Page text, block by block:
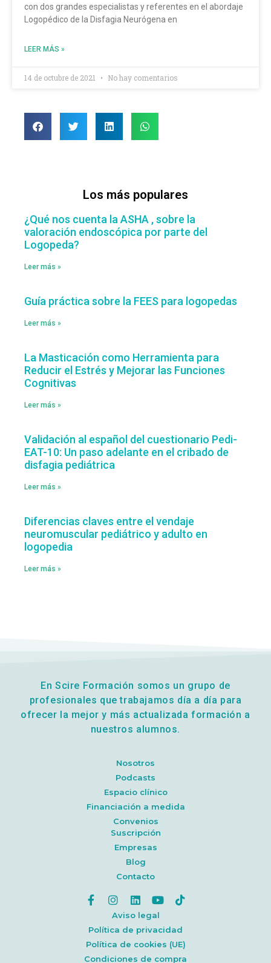
con dos grandes especialistas y referentes en el abordaje
Logopédico de la Disfagia Neurógena en
LEER MÁS »
14 de octubre de 2021 No hay comentarios
Los más populares
¿Qué nos cuenta la ASHA , sobre la
valoración endoscópica por parte del
Logopeda?
Leer más »
Guía práctica sobre la FEES para logopedas
Leer más »
La Masticación como Herramienta para
Reducir el Estrés y Mejorar las Funciones
Cognitivas
Leer más »
Validación al español del cuestionario Pedi-
EAT-10: Un paso adelante en el cribado de
disfagia pediátrica
Leer más »
Diferencias claves entre el vendaje
neuromuscular pediátrico y adulto en
logopedia
Leer más »
En Scire Formación somos un grupo de
profesionales que trabajamos día a día para
ofrecer la mejor y más actualizada formación a
nuestros alumnos.
Nosotros
Podcasts
Espacio clínico
Financiación a medida
Convenios
Suscripción
Empresas
Blog
Contacto
Aviso legal
Política de privacidad
Política de cookies (UE)
Condiciones de compra